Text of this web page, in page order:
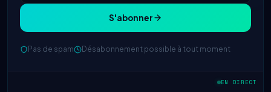
S'abonner
Pas de spam Désabonnement possible à tout moment
EN DIRECT